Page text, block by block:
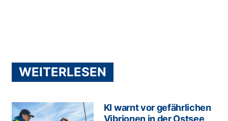
WEITERLESEN
KI warnt vor gefährlichen
Vibrionen in der Ostsee